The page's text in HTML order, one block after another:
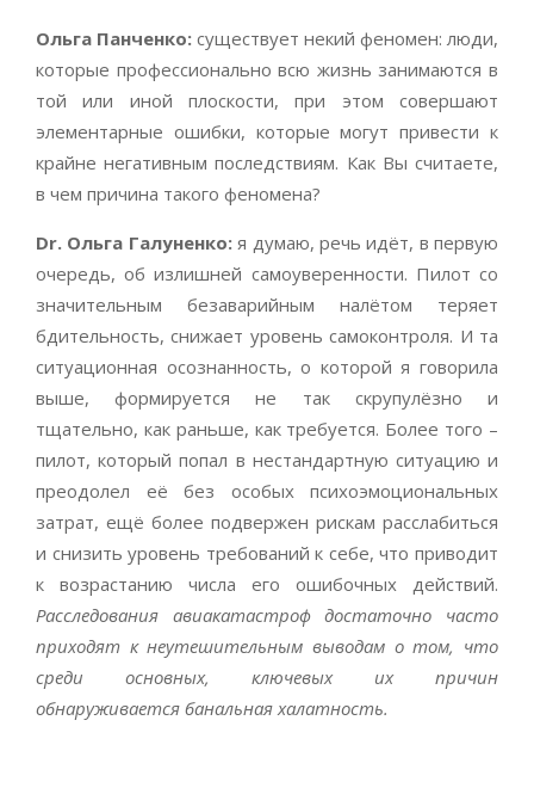
Ольга Панченко: существует некий феномен: люди,
которые профессионально всю жизнь занимаются в
той или иной плоскости, при этом совершают
элементарные ошибки, которые могут привести к
крайне негативным последствиям. Как Вы считаете,
в чем причина такого феномена?
Dr. Ольга Галуненко:я думаю, речь идёт, в первую
очередь, об излишней самоуверенности. Пилот со
значительным безаварийным налётом теряет
бдительность, снижает уровень самоконтроля. И та
ситуационная осознанность, о которой я говорила
выше, формируется не так скрупулёзно и
тщательно, как раньше, как требуется. Более того –
пилот, который попал в нестандартную ситуацию и
преодолел её без особых психоэмоциональных
затрат, ещё более подвержен рискам расслабиться
и снизить уровень требований к себе, что приводит
к возрастанию числа его ошибочных действий.
Расследования авиакатастроф достаточно часто
приходят к неутешительным выводам о том, что
среди основных, ключевых их причин
обнаруживается банальная халатность.